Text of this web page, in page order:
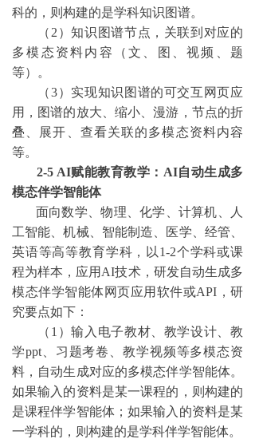
科的，则构建的是学科知识图谱。
（ 2）知识图谱节点，关联到对应的
多模态资料内容（文、图、视频、题
等）。
（3）实现知识图谱的可交互网页应
用，图谱的放大、缩小、漫游，节点的折
叠、展开、查看关联的多模态资料内容
等。
2-5 AI赋能教育教学：AI自动生成多
模态伴学智能体
面向数学、物理、化学、计算机、人
工智能、机械、智能制造、医学、经管、
英语等高等教育学科，以 1-2个学科或课
程为样本，应用AI技术，研发自动生成多
模态伴学智能体网页应用软件或API，研
究要点如下：
（ 1）输入电子教材、教学设计、教
学ppt、习题考卷、教学视频等多模态资
料，自动生成对应的多模态伴学智能体。
如果输入的资料是某一课程的，则构建的
是课程伴学智能体；如果输入的资料是某
一学科的，则构建的是学科伴学智能体。